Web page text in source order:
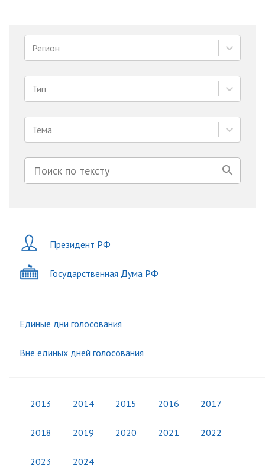
Регион
Тип
Тема
Президент РФ
Государственная Дума РФ
Единые дни голосования
Вне единых дней голосования
2013 2014 2015 2016 2017
2018 2019 2020 2021 2022
2023 2024